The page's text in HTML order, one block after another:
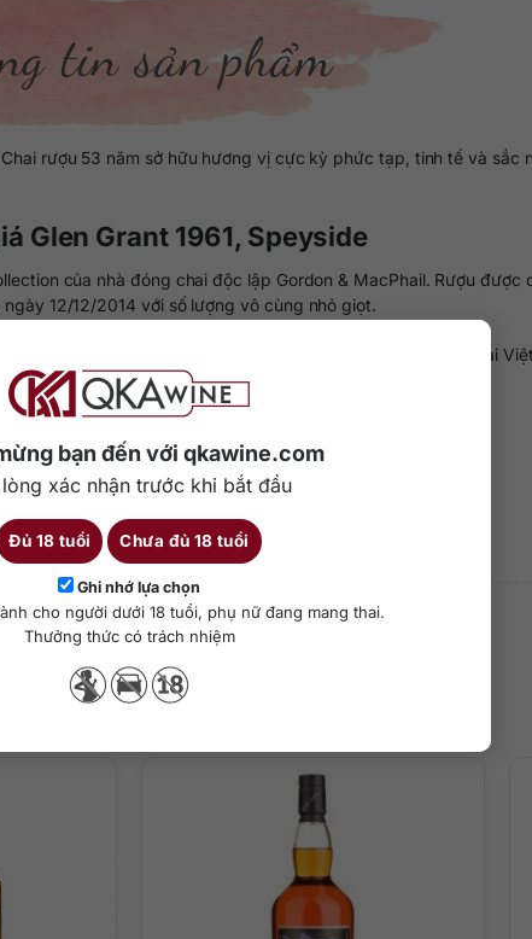
bạn đến với qkawine.com
xác nhận trước khi bắt đầu
Đủ 18 tuổi Chưa đủ 18 tuổi
Ghi nhớ lựa chọn
cho người dưới 18 tuổi, phụ nữ đang mang thai.
Thưởng thức có trách nhiệm
tin sản phẩm
rượu 53 năm sở hữu hương vị cực kỳ phức tạp, tinh tế và sắc
Glen Grant 1961, Speyside
của nhà đóng chai độc lập Gordon & MacPhail. Rượu
12/12/2014 với số lượng vô cùng nhỏ giọt.
year old đều xứng đáng để sưu tầm. Hiện tại, giá rượu này tại
ngũ cốc, vani, cà phê xay và chuối.
tinh tế và sâu lắng. Ghi chú nổi bật của đu đủ, mocha, mật ong,
chút bạch đàn.
vị gỗ sồi, quả sung và nho khô. Một chút hương sả bùng dậy
Chi tiết
Sản phẩm tương tự